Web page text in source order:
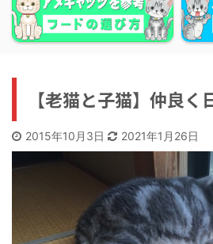
【老猫と子猫】仲良く
2015年10月3日 2021年1月26日